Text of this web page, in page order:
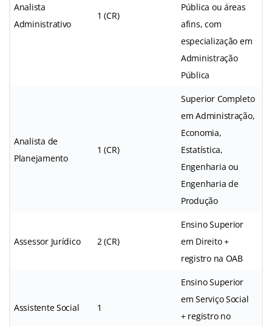
Analista
Administrativo
1 (CR)
Pública ou áreas
afins, com
especialização em
Administração
Pública
Analista de
Planejamento
1 (CR)
Superior Completo
em Administração,
Economia,
Estatística,
Engenharia ou
Engenharia de
Produção
Assessor Jurídico 2 (CR)
Ensino Superior
em Direito +
registro na OAB
Assistente Social 1
Ensino Superior
em Serviço Social
+ registro no